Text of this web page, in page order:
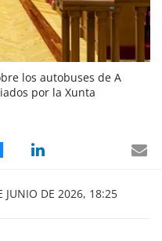
los autobuses de A
por la Xunta
JUNIO DE 2026, 18:25